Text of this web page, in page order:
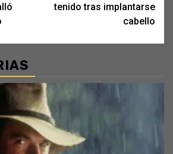
tenido tras implantarse
cabello